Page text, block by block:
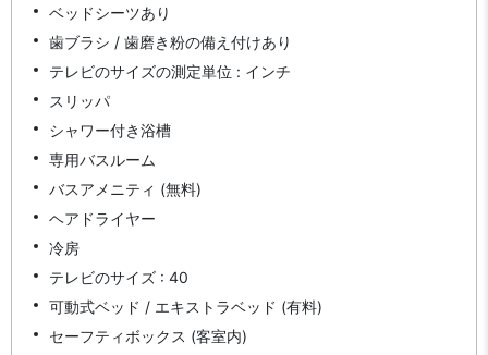
ベッドシーツあり
歯ブラシ / 歯磨き粉の備え付けあり
テレビのサイズの測定単位 : インチ
スリッパ
シャワー付き浴槽
専用バスルーム
バスアメニティ (無料)
ヘアドライヤー
冷房
テレビのサイズ : 40
可動式ベッド / エキストラベッド (有料)
セーフティボックス (客室内)